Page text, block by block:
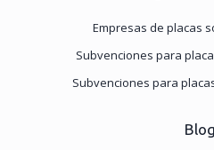
Empresas de placas
Subvenciones para
Subvenciones para
Blog